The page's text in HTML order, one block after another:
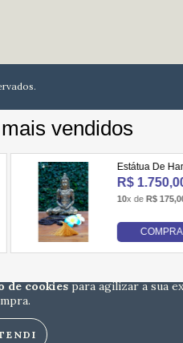
de cookiespara agilizar a sua